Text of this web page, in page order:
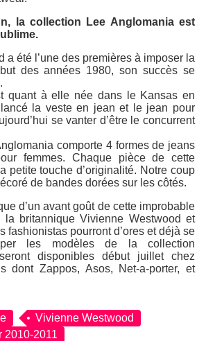
la collection Lee Anglomania est
a été l’une des premières à imposer la
des années 1980, son succès se
quant à elle née dans le Kansas en
la veste en jean et le jean pour
se vanter d’être le concurrent
comporte 4 formes de jeans
femmes. Chaque pièce de cette
petite touche d’originalité. Notre coup
de bandes dorées sur les côtés.
d’un avant goût de cette improbable
la britannique Vivienne Westwood et
fashionistas pourront d’ores et déjà se
les modèles de la collection
disponibles début juillet chez
dont Zappos, Asos, Net-a-porter, et
Vivienne Westwood
2010-2011